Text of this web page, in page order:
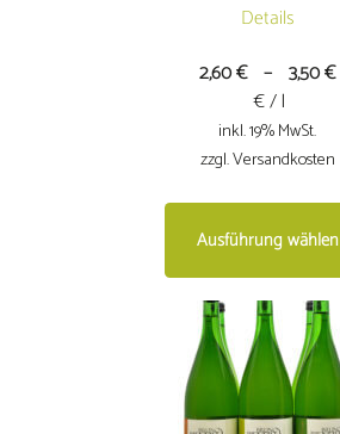
Details
2,60€ – 3,50€
€ / l
inkl. 19% MwSt.
zzgl. Versandkosten
Ausführung wählen